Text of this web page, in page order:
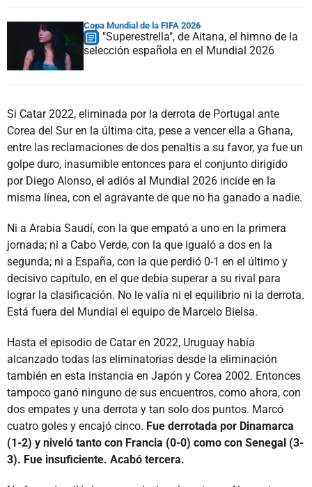
Copa Mundial de la FIFA 2026
"Superestrella", de Aitana, el himno de la
selección española en el Mundial 2026
Si Catar 2022, eliminada por la derrota de Portugal ante
Corea del Sur en la última cita, pese a vencer ella a Ghana,
entre las reclamaciones de dos penaltis a su favor, ya fue un
golpe duro, inasumible entonces para el conjunto dirigido
por Diego Alonso, el adiós al Mundial 2026 incide en la
misma línea, con el agravante de que no ha ganado a nadie.
Ni a Arabia Saudí, con la que empató a uno en la primera
jornada; ni a Cabo Verde, con la que igualó a dos en la
segunda; ni a España, con la que perdió 0-1 en el último y
decisivo capítulo, en el que debía superar a su rival para
lograr la clasificación. No le valía ni el equilibrio ni la derrota.
Está fuera del Mundial el equipo de Marcelo Bielsa.
Hasta el episodio de Catar en 2022, Uruguay había
alcanzado todas las eliminatorias desde la eliminación
también en esta instancia en Japón y Corea 2002. Entonces
tampoco ganó ninguno de sus encuentros, como ahora, con
dos empates y una derrota y tan solo dos puntos. Marcó
cuatro goles y encajó cinco. Fue derrotada por Dinamarca
(1-2) y niveló tanto con Francia (0-0) como con Senegal (3-
3). Fue insuficiente. Acabó tercera.